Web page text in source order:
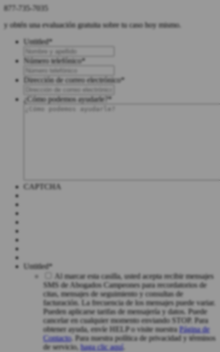
877-735-7035
y obtén una evaluación gratuita sobre tu caso hoy mismo.
Untitled*
Número telefónico*
Dirección de correo electrónico*
¿Cómo podemos ayudarle?*
CAPTCHA
Untitled*
Al marcar esta casilla, usted acepta recibir mensajes
SMS de Abogados Campeones para recordatorios de
citas, mensajes de seguimiento y consultas de
facturación. La frecuencia de los mensajes puede variar.
Pueden aplicarse tarifas de mensajería y datos. Puede
cancelar en cualquier momento enviando STOP. Para
obtener ayuda, envíe HELP o visite nuestra Página de
Contacto. Para nuestra política de privacidad y términos
de servicio, haga clic aquí